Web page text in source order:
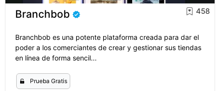
Branchbob 458
Branchbob es una potente plataforma creada para dar el
poder a los comerciantes de crear y gestionar sus tiendas
en línea de forma sencil...
Prueba Gratis